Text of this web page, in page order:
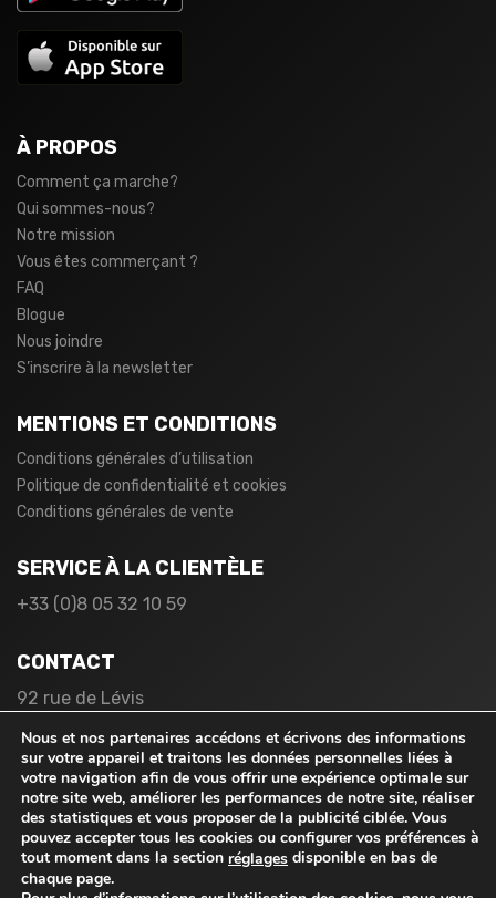
À PROPOS
Comment ça marche?
Qui sommes-nous?
Notre mission
Vous êtes commerçant ?
FAQ
Blogue
Nous joindre
S’inscrire à la newsletter
MENTIONS ET CONDITIONS
Conditions générales d’utilisation
Politique de confidentialité et cookies
Conditions générales de vente
SERVICE À LA CLIENTÈLE
+33 (0)8 05 32 10 59
CONTACT
92 rue de Lévis
France
Nous et nos partenaires accédons et écrivons des informations
sur votre appareil et traitons les données personnelles liées à
votre navigation afin de vous offrir une expérience optimale sur
notre site web, améliorer les performances de notre site, réaliser
des statistiques et vous proposer de la publicité ciblée. Vous
pouvez accepter tous les cookies ou configurer vos préférences à
tout moment dans la section réglages disponible en bas de
chaque page.